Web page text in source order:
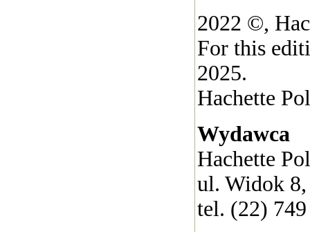
2022 ©,
For this
2025.
Hachette
Wydawca
Hachette
ul. Widok 8,
tel. (22)